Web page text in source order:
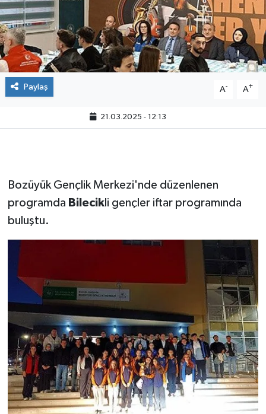
Paylaş A- A+
21.03.2025 - 12:13
Bozüyük Gençlik Merkezi'nde düzenlenen
programda Bilecikli gençler iftar programında
buluştu.